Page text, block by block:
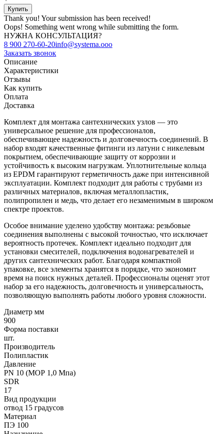
Thank you! Your submission has been received!
Oops! Something went wrong while submitting the form.
НУЖНА КОНСУЛЬТАЦИЯ?
8 900 270-60-20info@systema.ooo
Заказать звонок
Описание
Характеристики
Отзывы
Как купить
Оплата
Доставка
Комплект для монтажа сантехнических узлов — это
универсальное решение для профессионалов,
обеспечивающее надежность и долговечность соединений. В
набор входят качественные фитинги из латуни с никелевым
покрытием, обеспечивающие защиту от коррозии и
устойчивость к высоким нагрузкам. Уплотнительные кольца
из EPDM гарантируют герметичность даже при интенсивной
эксплуатации. Комплект подходит для работы с трубами из
различных материалов, включая металлопластик,
полипропилен и медь, что делает его незаменимым в широком
спектре проектов.
Особое внимание уделено удобству монтажа: резьбовые
соединения выполнены с высокой точностью, что исключает
вероятность протечек. Комплект идеально подходит для
установки смесителей, подключения водонагревателей и
других сантехнических работ. Благодаря компактной
упаковке, все элементы хранятся в порядке, что экономит
время на поиск нужных деталей. Профессионалы оценят этот
набор за его надежность, долговечность и универсальность,
позволяющую выполнять работы любого уровня сложности.
Диаметр мм
900
Форма поставки
шт.
Производитель
Полипластик
Давление
PN 10 (МОР 1,0 Мпа)
SDR
17
Вид продукции
отвод 15 градусов
Материал
ПЭ 100